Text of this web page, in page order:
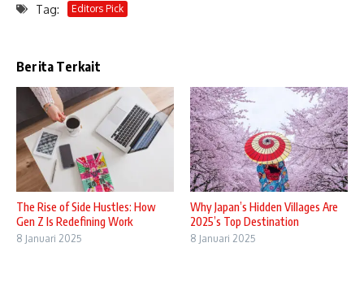
Tag: Editors Pick
Berita Terkait
The Rise of Side Hustles: How
Gen Z Is Redefining Work
8 Januari 2025
Why Japan’s Hidden Villages Are
2025’s Top Destination
8 Januari 2025